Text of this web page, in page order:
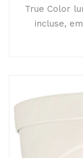
True Color
incluse,